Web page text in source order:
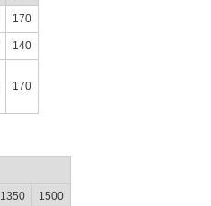
170
140
170
1350 1500